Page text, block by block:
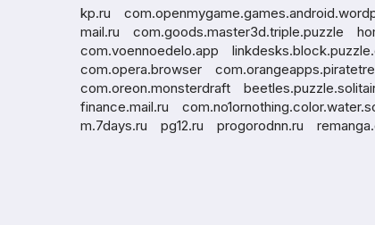
kp.ru
mail.ru
com.goods.master3d.triple.puzzle
com.voennoedelo.app
com.opera.browser
com.oreon.monsterdraft
finance.mail.ru
m.7days.ru
pg12.ru progorodnn.ru